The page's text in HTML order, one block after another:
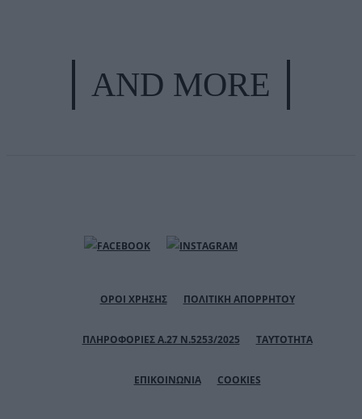
AND MORE
ΟΡΟΙ ΧΡΗΣΗΣ ΠΟΛΙΤΙΚΗ ΑΠΟΡΡΗΤΟΥ
ΠΛΗΡΟΦΟΡΙΕΣ Α.27 Ν.5253/2025 ΤΑΥΤΟΤΗΤΑ
ΕΠΙΚΟΙΝΩΝΙΑ COOKIES